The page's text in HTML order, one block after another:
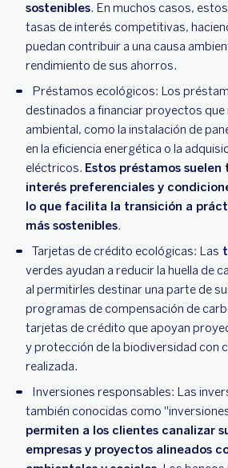
sostenibles. En muchos casos,
tasas de interés competitivas,
puedan contribuir a una causa
rendimiento de sus ahorros.
Préstamos ecológicos: Los
destinados a financiar proyectos
ambiental, como la instalación de
en la eficiencia energética o la
eléctricos. Estos préstamos
interés preferenciales y
lo que facilita la transición a
más sostenibles.
Tarjetas de crédito ecológicas: Las
verdes ayudan a reducir la huella de
al permitirles destinar una parte de
programas de compensación de
tarjetas de crédito que apoyan
y protección de la biodiversidad con
realizada.
Inversiones responsables: Las
también conocidas como
permiten a los clientes canalizar
empresas y proyectos alineados